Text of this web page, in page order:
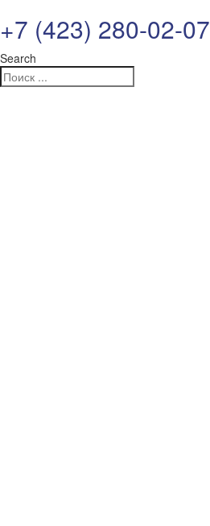
+7 (423) 280-02-07
Search